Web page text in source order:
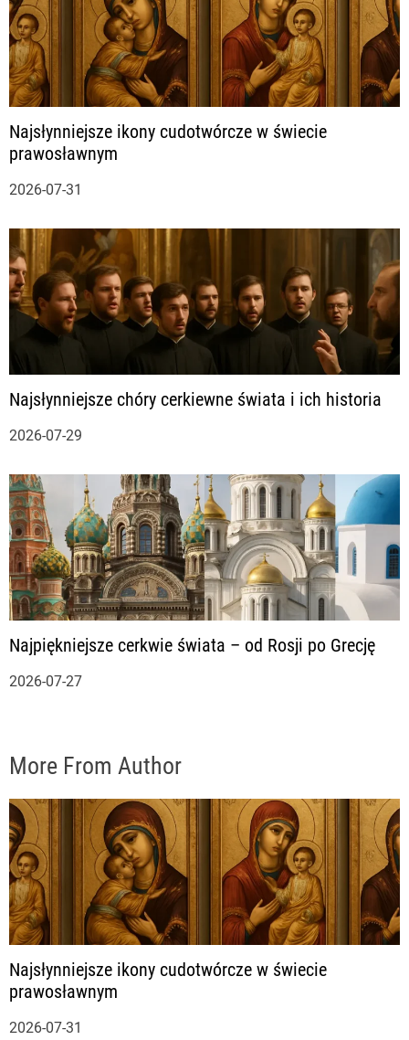
c
j
a
w
p
i
s
Najsłynniejsze ikony cudotwórcze w świecie
prawosławnym
2026-07-31
Najsłynniejsze chóry cerkiewne świata i ich historia
2026-07-29
Najpiękniejsze cerkwie świata – od Rosji po Grecję
2026-07-27
More From Author
Najsłynniejsze ikony cudotwórcze w świecie
prawosławnym
2026-07-31